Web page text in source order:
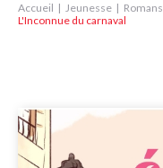
Accueil Jeunesse Romans
L'Inconnue du carnaval